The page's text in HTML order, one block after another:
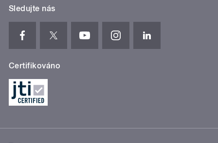
Sledujte nás
Certifikováno